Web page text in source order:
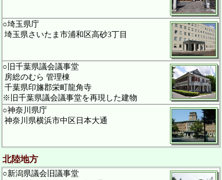
○埼玉県庁
埼玉県さいたま市浦和区高砂3丁目
○旧千葉県議会議事堂
房総のむら 管理棟
千葉県印旛郡栄町龍角寺
※旧千葉県議会議事堂を再現した建物
○神奈川県庁
神奈川県横浜市中区日本大通
北陸地方
○新潟県議会旧議事堂